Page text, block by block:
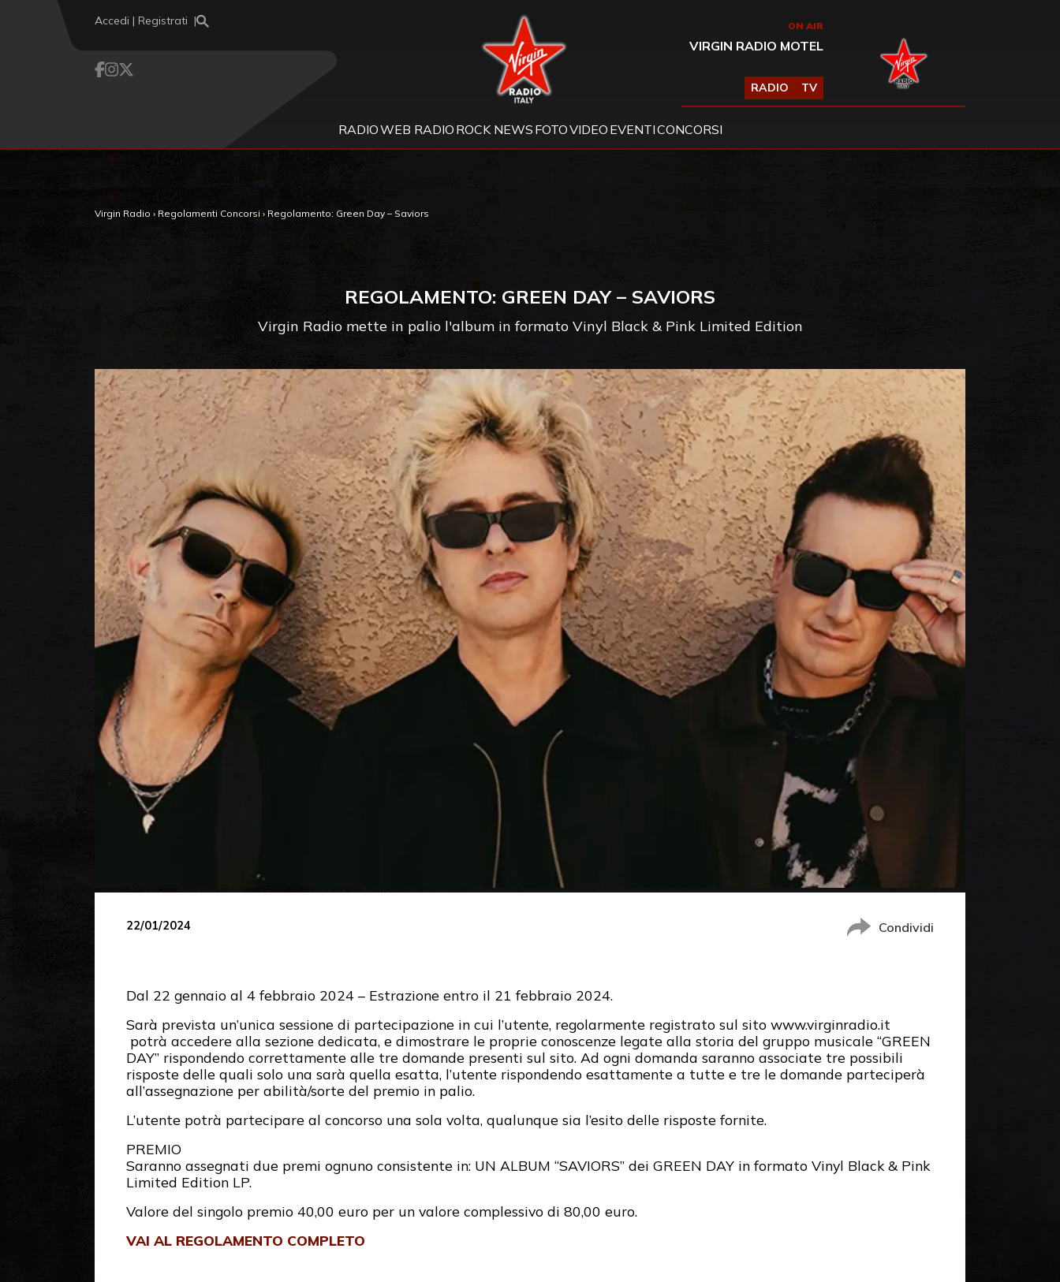
Accedi | Registrati Virgin Radio ON AIR
VIRGIN RADIO MOTEL
RADIO TV
RADIOWEB RADIO ROCK NEWS FOTOVIDEO EVENTICONCORSI
Virgin Radio › Regolamenti Concorsi › Regolamento: Green Day – Saviors
REGOLAMENTO: GREEN DAY – SAVIORS
Virgin Radio mette in palio l'album in formato Vinyl Black & Pink Limited Edition
22/01/2024 Condividi
Dal 22 gennaio al 4 febbraio 2024 – Estrazione entro il 21 febbraio 2024.
Sarà prevista un’unica sessione di partecipazione in cui l’utente, regolarmente registrato sul sito www.virginradio.it
potrà accedere alla sezione dedicata, e dimostrare le proprie conoscenze legate alla storia del gruppo musicale “GREEN
DAY” rispondendo correttamente alle tre domande presenti sul sito. Ad ogni domanda saranno associate tre possibili
risposte delle quali solo una sarà quella esatta, l’utente rispondendo esattamente a tutte e tre le domande parteciperà
all’assegnazione per abilità/sorte del premio in palio.
L’utente potrà partecipare al concorso una sola volta, qualunque sia l’esito delle risposte fornite.
PREMIO
Saranno assegnati due premi ognuno consistente in: UN ALBUM “SAVIORS” dei GREEN DAY in formato Vinyl Black & Pink
Limited Edition LP.
Valore del singolo premio 40,00 euro per un valore complessivo di 80,00 euro.
VAI AL REGOLAMENTO COMPLETO